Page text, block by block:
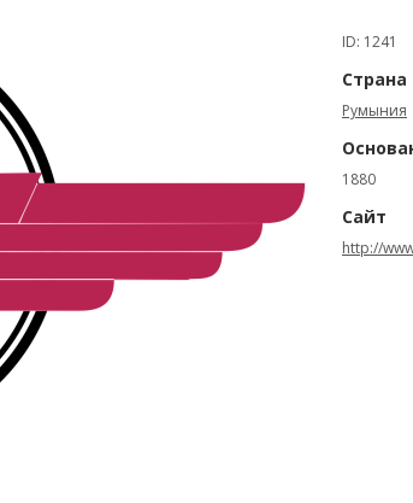
ID: 1241
Страна
Румыния
1880
Сайт
http://